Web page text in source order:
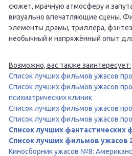
сюжет, мрачную атмосферу и
визуально впечатляющие сцены.
элементы драмы, триллера,
необычный и напряжённый опыт
Возможно, вас также заинтересует:
Список лучших фильмов ужасов
Список лучших фильмов ужасов
психиатрических клиник
Список лучших фильмов ужасов
Список лучших фильмов ужасов
Список лучших фантастических
Список лучших фильмов ужасов
Киносборник ужасов №8: